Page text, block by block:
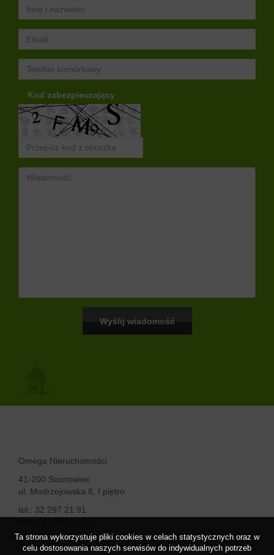
Kod zabezpieczający
Omega Nieruchomości
41-200 Sosnowiec
ul. Modrzejowska 8, I piętro
tel.: 32 297 21 91
Ta strona wykorzystuje pliki cookies w celach statystycznych oraz w
celu dostosowania naszych serwisów do indywidualnych potrzeb